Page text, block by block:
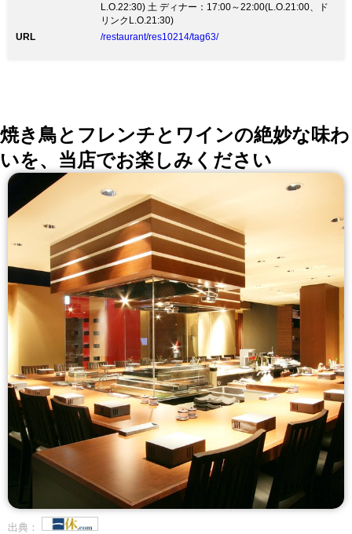
げるので旨味が凝縮、 また表面にはわらの香ばしい香
りが付き、素材の旨味を味わえます。土佐の地酒との相
性もぴったり ◆店内案内・貸切(最大70名様まで) 荒波
用いただける個室席もご用意しております。 ◆ご宴会
コース 各種飲み放題付コース4500円～ 当日予約OK◎
お電話はもちろんネットからも受付中
L.O.22:30) 土 ディナー：17:00～22:00(L.O.21:00、ド
リンクL.O.21:30)
URL
/restaurant/res10214/tag63/
焼き鳥とフレンチとワインの絶妙な味わ
いを、当店でお楽しみください
出典：